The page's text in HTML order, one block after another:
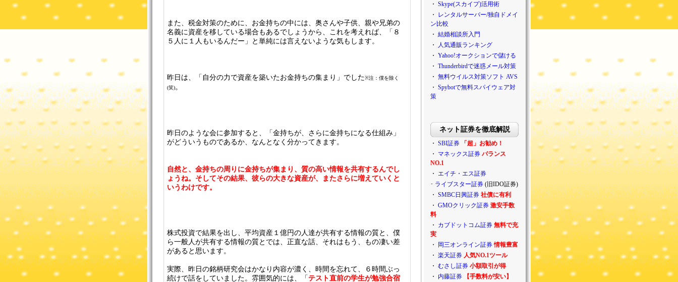
また、税金対策のために、お金持ちの中には、奥さんや子供、親や兄弟の
名義に資産を移している場合もあるでしょうから、これを考えれば、「８
５人に１人もいるんだー」と単純には言えないような気もします。
昨日は、「自分の力で資産を築いたお金持ちの集まり」でした※注：僕を除く
(笑)。
昨日のような会に参加すると、「金持ちが、さらに金持ちになる仕組み」
がどういうものであるか、なんとなく分かってきます。
自然と、金持ちの周りに金持ちが集まり、質の高い情報を共有するんでし
ょうね。そしてその結果、彼らの大きな資産が、またさらに増えていくと
いうわけです。
株式投資で結果を出し、平均資産１億円の人達が共有する情報の質と、僕
ら一般人が共有する情報の質とでは、正直な話、それはもう、もの凄い差
があると思います。
実際、昨日の銘柄研究会はかなり内容が濃く、時間を忘れて、６時間ぶっ
続けで話をしていました。雰囲気的には、「 テスト直前の学生が勉強合宿
・ Skype(スカイプ)活用術
・ レンタルサーバー/独自ドメイ
ン比較
・ 結婚相談所入門
・
人気通販ランキング
・ Yahoo!オークションで儲ける
・ Thunderbirdで迷惑メール対策
・ 無料ウイルス対策ソフト AVS
・ Spybotで無料スパイウェア対
策
ネット証券を徹底解説
・ SBI証券
「超」お勧め！
・ マネックス証券 バランス
NO.1
・ エイチ・エス証券
･ ライブスター証券 (旧IDO証券)
・ SMBC日興証券 社債に有利
・ GMOクリック証券 激安手数
料
・ カブドットコム証券 無料で充
実
・
岡三オンライン証券 情報豊富
・ 楽天証券 人気NO.1ツール
・ むさし証券 小額取引が得
・ 内藤証券
【手数料が安い】